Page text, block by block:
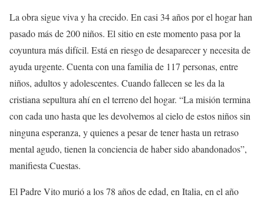
La obra sigue viva y ha crecido. En casi 34 años por el hogar han
pasado más de 200 niños. El sitio en este momento pasa por la
coyuntura más difícil. Está en riesgo de desaparecer y necesita de
ayuda urgente. Cuenta con una familia de 117 personas, entre
niños, adultos y adolescentes. Cuando fallecen se les da la
cristiana sepultura ahí en el terreno del hogar. “La misión termina
con cada uno hasta que les devolvemos al cielo de estos niños sin
ninguna esperanza, y quienes a pesar de tener hasta un retraso
mental agudo, tienen la conciencia de haber sido abandonados”,
manifiesta Cuestas.
El Padre Vito murió a los 78 años de edad, en Italia, en el año